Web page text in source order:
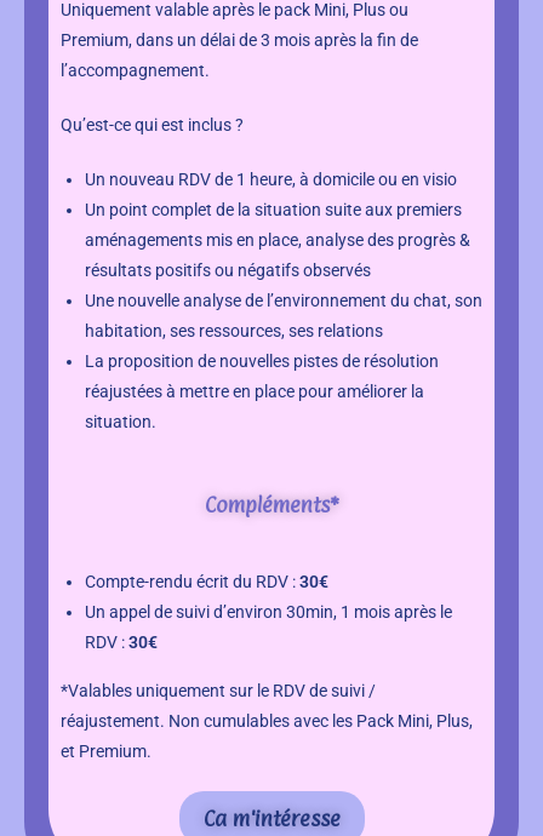
Uniquement valable après le pack Mini, Plus ou
Premium, dans un délai de 3 mois après la fin de
l’accompagnement.
Qu’est-ce qui est inclus ?
Un nouveau RDV de 1 heure, à domicile ou en visio
Un point complet de la situation suite aux premiers
aménagements mis en place, analyse des progrès &
résultats positifs ou négatifs observés
Une nouvelle analyse de l’environnement du chat, son
habitation, ses ressources, ses relations
La proposition de nouvelles pistes de résolution
réajustées à mettre en place pour améliorer la
situation.
Compléments*
Compte-rendu écrit du RDV :30€
Un appel de suivi d’environ 30min, 1 mois après le
RDV :30€
*Valables uniquement sur le RDV de suivi /
réajustement. Non cumulables avec les Pack Mini, Plus,
et Premium.
Ca m'intéresse